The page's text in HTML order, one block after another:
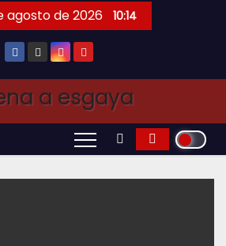
agosto de 2026 10:14